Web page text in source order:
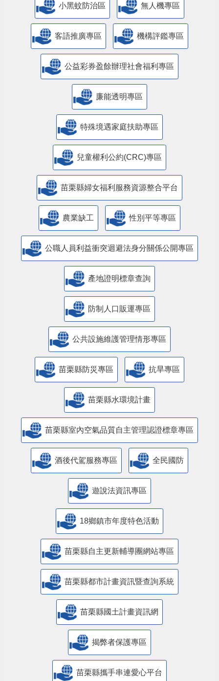
小黑蚊防治區 無人機專區
客語推廣專區 機構評鑑專區
公益彩券盈餘辦理社會福利專區
廉能透明專區
特殊境遇家庭扶助專區
兒童權利公約(CRC)專區
苗栗縣婦女福利服務資源整合平台
農業缺工 性別平等專區
公職人員利益衝突迴避法身分關係公開專區
產地證明標章查詢
防制人口販運專區
​公共設施維護管理情形專區
苗栗縣防災專區 抗旱專區
苗栗縣水環境計畫
苗栗縣室內空氣品質自主管理認證標章專區
酒後代駕服務專區 全民國防
遊說法資訊專區
18鄉鎮市年度特色活動
苗栗縣自主更新輔導團網站專區
苗栗縣都市計畫資訊暨查詢系統
苗栗縣國土計畫資訊網
揭弊者保護專區
苗栗縣攜手串連愛心平台